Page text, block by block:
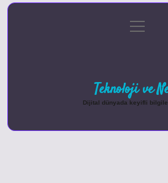
Gizlilik Politikası
menüyü
aç
Teknoloji ve
Dijital dünyada keyifli